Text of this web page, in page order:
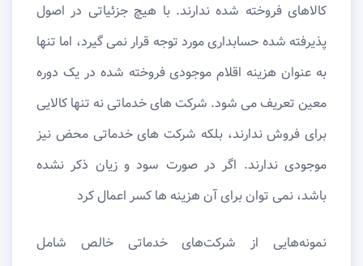
کالاهای فروخته شده ندارند. با هیچ جزئیاتی در اصول
پذیرفته شده حسابداری مورد توجه قرار نمی گیرد، اما تنها
به عنوان هزینه اقلام موجودی فروخته شده در یک دوره
معین تعریف می شود. شرکت های خدماتی نه تنها کالایی
برای فروش ندارند، بلکه شرکت های خدماتی محض نیز
موجودی ندارند. اگر در صورت سود و زیان ذکر نشده
باشد، نمی توان برای آن هزینه ها کسر اعمال کرد
نمونه‌هایی از شرکت‌های خدماتی خالص شامل